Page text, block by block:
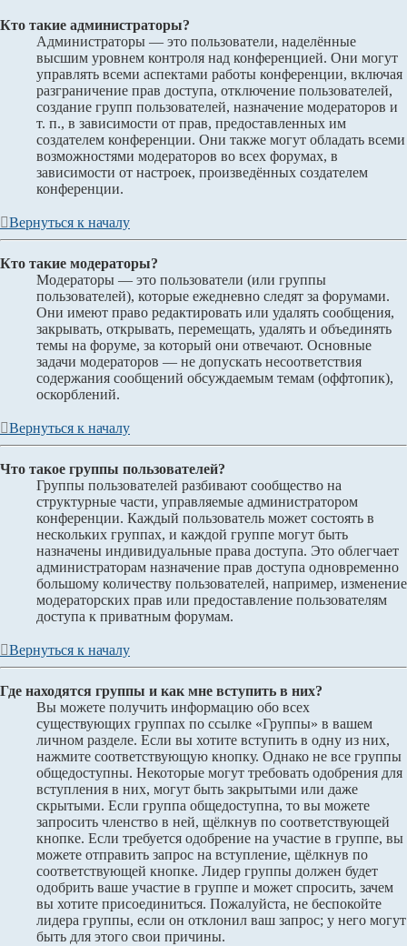
Кто такие администраторы?
Администраторы — это пользователи, наделённые
высшим уровнем контроля над конференцией. Они могут
управлять всеми аспектами работы конференции, включая
разграничение прав доступа, отключение пользователей,
создание групп пользователей, назначение модераторов и
т. п., в зависимости от прав, предоставленных им
создателем конференции. Они также могут обладать всеми
возможностями модераторов во всех форумах, в
зависимости от настроек, произведённых создателем
конференции.
Вернуться к началу
Кто такие модераторы?
Модераторы — это пользователи (или группы
пользователей), которые ежедневно следят за форумами.
Они имеют право редактировать или удалять сообщения,
закрывать, открывать, перемещать, удалять и объединять
темы на форуме, за который они отвечают. Основные
задачи модераторов — не допускать несоответствия
содержания сообщений обсуждаемым темам (оффтопик),
оскорблений.
Вернуться к началу
Что такое группы пользователей?
Группы пользователей разбивают сообщество на
структурные части, управляемые администратором
конференции. Каждый пользователь может состоять в
нескольких группах, и каждой группе могут быть
назначены индивидуальные права доступа. Это облегчает
администраторам назначение прав доступа одновременно
большому количеству пользователей, например, изменение
модераторских прав или предоставление пользователям
доступа к приватным форумам.
Вернуться к началу
Где находятся группы и как мне вступить в них?
Вы можете получить информацию обо всех
существующих группах по ссылке «Группы» в вашем
личном разделе. Если вы хотите вступить в одну из них,
нажмите соответствующую кнопку. Однако не все группы
общедоступны. Некоторые могут требовать одобрения для
вступления в них, могут быть закрытыми или даже
скрытыми. Если группа общедоступна, то вы можете
запросить членство в ней, щёлкнув по соответствующей
кнопке. Если требуется одобрение на участие в группе, вы
можете отправить запрос на вступление, щёлкнув по
соответствующей кнопке. Лидер группы должен будет
одобрить ваше участие в группе и может спросить, зачем
вы хотите присоединиться. Пожалуйста, не беспокойте
лидера группы, если он отклонил ваш запрос; у него могут
быть для этого свои причины.